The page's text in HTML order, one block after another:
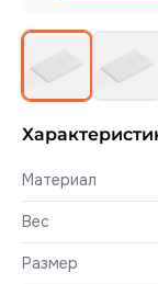
Материал
Вес
Размер